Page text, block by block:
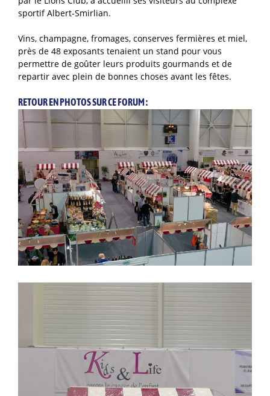
sportif Albert-Smirlian.
Vins, champagne, fromages, conserves fermières et miel,
près de 48 exposants tenaient un stand pour vous
permettre de goûter leurs produits gourmands et de
repartir avec plein de bonnes choses avant les fêtes.
RETOUR EN PHOTOS SUR CE FORUM :